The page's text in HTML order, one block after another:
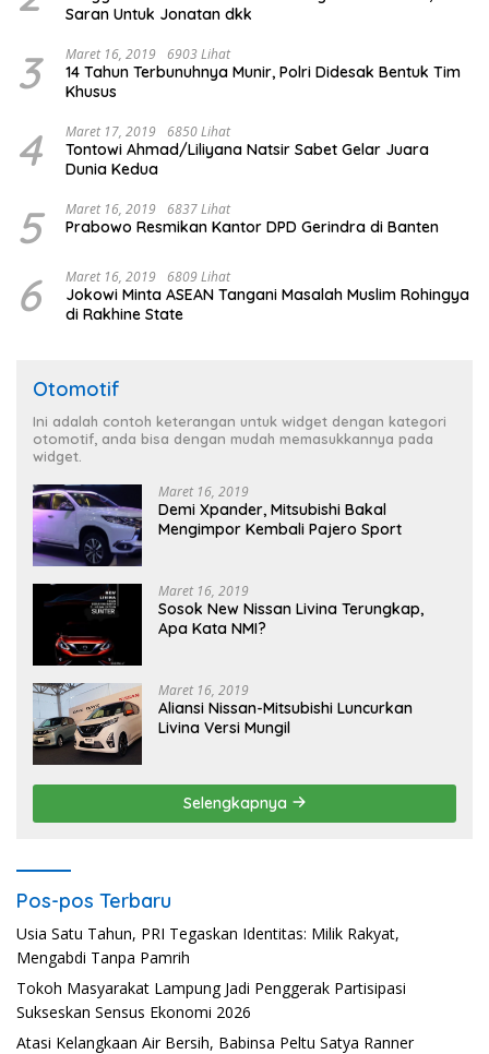
Saran Untuk Jonatan dkk
3 Maret 16, 2019 6903 Lihat
14 Tahun Terbunuhnya Munir, Polri Didesak Bentuk Tim
Khusus
4 Maret 17, 2019 6850 Lihat
Tontowi Ahmad/Liliyana Natsir Sabet Gelar Juara
Dunia Kedua
5 Maret 16, 2019 6837 Lihat
Prabowo Resmikan Kantor DPD Gerindra di Banten
6 Maret 16, 2019 6809 Lihat
Jokowi Minta ASEAN Tangani Masalah Muslim Rohingya
di Rakhine State
Otomotif
Ini adalah contoh keterangan untuk widget dengan kategori
otomotif, anda bisa dengan mudah memasukkannya pada
widget.
Maret 16, 2019
Demi Xpander, Mitsubishi Bakal
Mengimpor Kembali Pajero Sport
Maret 16, 2019
Sosok New Nissan Livina Terungkap,
Apa Kata NMI?
Maret 16, 2019
Aliansi Nissan-Mitsubishi Luncurkan
Livina Versi Mungil
Selengkapnya
Pos-pos Terbaru
Usia Satu Tahun, PRI Tegaskan Identitas: Milik Rakyat,
Mengabdi Tanpa Pamrih
Tokoh Masyarakat Lampung Jadi Penggerak Partisipasi
Sukseskan Sensus Ekonomi 2026
Atasi Kelangkaan Air Bersih, Babinsa Peltu Satya Ranner